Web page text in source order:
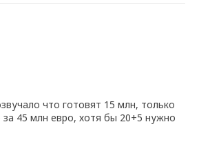
что готовят 15 млн, только
за 45 млн евро, хотя бы 20+5 нужно